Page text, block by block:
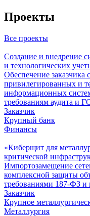
Проекты
Все проекты
Создание и внедрение
и технологических
Обеспечение заказчика
привилегированных и
информационных
требованиям аудита и
Заказчик
Крупный банк
Финансы
«Киберщит для
критической
Импортозамещение
комплексной защиты
требованиями 187-ФЗ
Заказчик
Крупное
Металлургия